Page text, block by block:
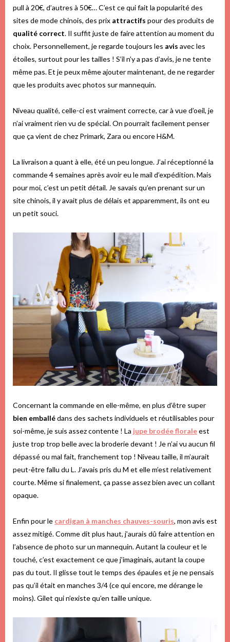
pull à 20€, d’autres à 50€… C’est ce qui fait la popularité des
sites de mode chinois, des prix attractifs pour des produits de
qualité correct. Il suffit juste de faire attention au moment du
choix. Personnellement, je regarde toujours les avis avec les
étoiles, surtout pour les tailles ! S’il n’y a pas d’avis, je ne tente
même pas. Et je peux même ajouter maintenant, de ne regarder
que les produits avec photos sur mannequin.
Niveau qualité, celle-ci est vraiment correcte, car à vue d’oeil, je
n’ai vraiment rien vu de spécial. On pourrait facilement penser
que ça vient de chez Primark, Zara ou encore H&M.
La livraison a quant à elle, été un peu longue. J’ai réceptionné la
commande 4 semaines après avoir eu le mail d’expédition. Mais
pour moi, c’est un petit détail. Je savais qu’en prenant sur un
site chinois, il y avait plus de délais et apparemment, ils ont eu
un petit souci.
Concernant la commande en elle-même, en plus d’être super
bien emballédans des sachets individuels et réutilisables pour
soi-même, je suis assez contente ! La jupe brodée floraleest
juste trop trop belle avec la broderie devant ! Je n’ai vu aucun fil
dépassé ou mal fait, franchement top ! Niveau taille, il m’aurait
peut-être fallu du L. J’avais pris du M et elle m’est relativement
courte. Même si finalement, ça passe assez bien avec un collant
opaque.
Enfin pour le cardigan à manches chauves-souris, mon avis est
assez mitigé. Comme dit plus haut, j’aurais dû faire attention en
l’absence de photo sur un mannequin. Autant la couleur et le
touché, c’est exactement ce que j’imaginais, autant la coupe
pas du tout. Il glisse tout le temps des épaules et je ne pensais
pas qu’il était en manches 3/4 (ce qui encore, me dérange le
moins). Gilet qui n’existe qu’en taille unique.